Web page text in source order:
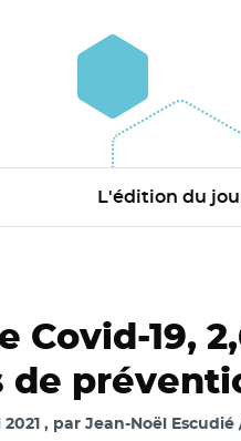
L'édition du
Covid-19,
de
par Jean-Noël Escudié